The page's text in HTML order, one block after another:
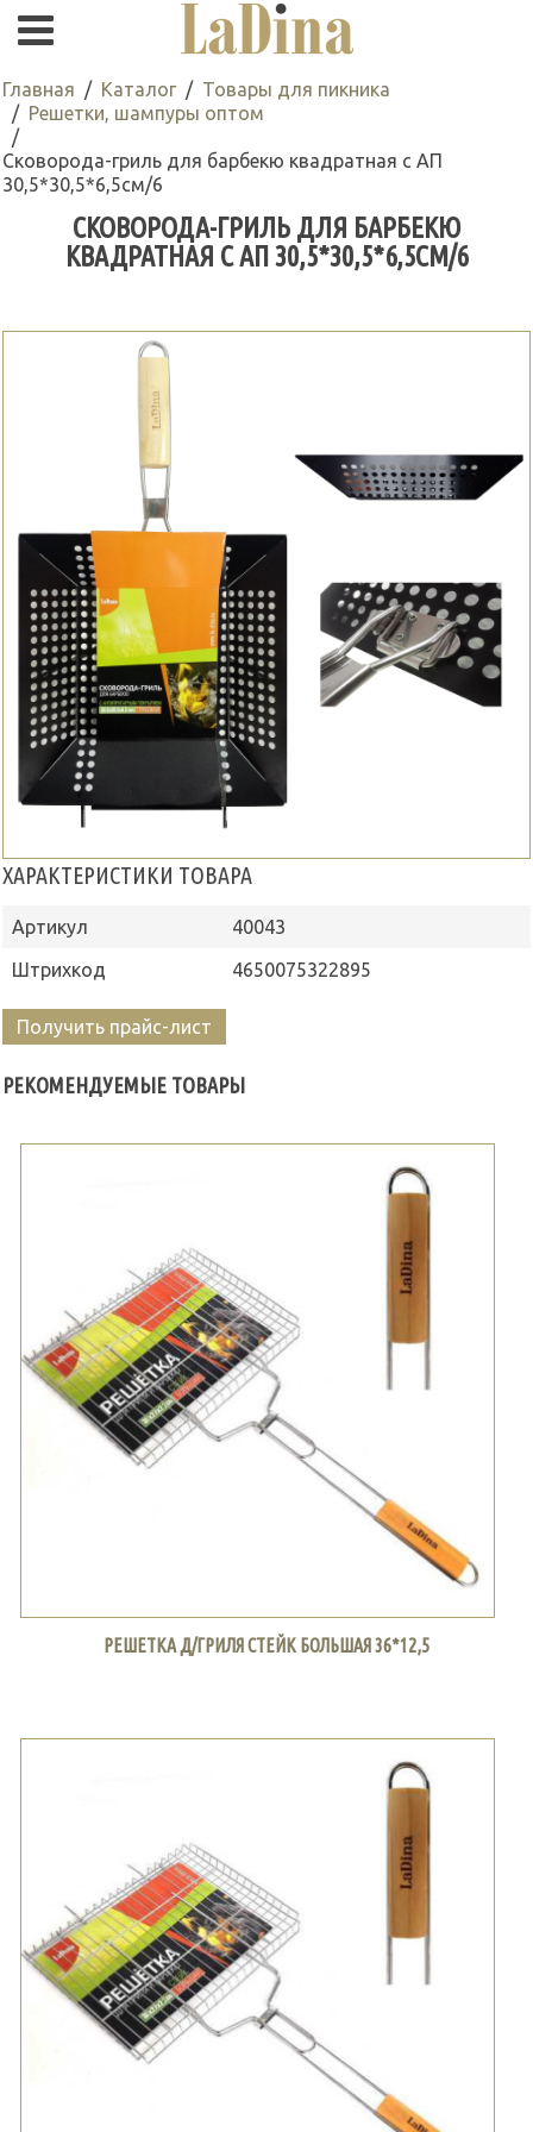
Главная Каталог
Товары для пикника
Решетки, шампуры оптом
Сковорода-гриль для барбекю квадратная с АП
30,5*30,5*6,5см/6
СКОВОРОДА-ГРИЛЬ ДЛЯ БАРБЕКЮ
КВАДРАТНАЯ С АП 30,5*30,5*6,5СМ/6
ХАРАКТЕРИСТИКИ ТОВАРА
Артикул
40043
Штрихкод
4650075322895
Получить прайс-лист
РЕКОМЕНДУЕМЫЕ ТОВАРЫ
РЕШЕТКА Д/ГРИЛЯ СТЕЙК БОЛЬШАЯ 36*12,5